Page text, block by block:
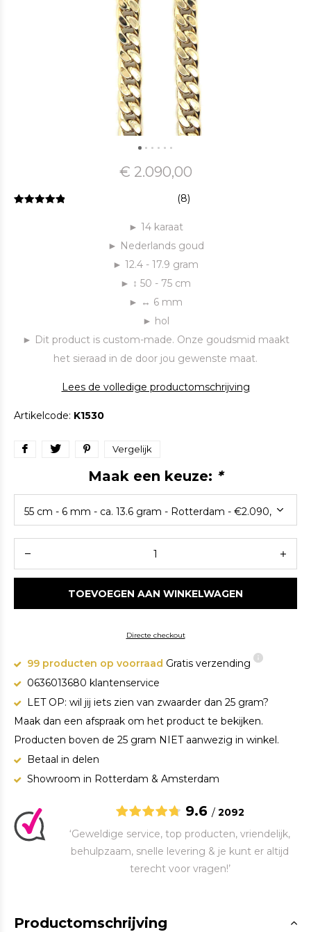
€ 2.090,00
(8)
► 14 karaat
► Nederlands goud
► 12.4 - 17.9 gram
► ↕ 50 - 75 cm
► ↔ 6 mm
► hol
► Dit product is custom-made. Onze goudsmid maakt
het sieraad in de door jou gewenste maat.
Lees de volledige productomschrijving
Artikelcode: K1530
Vergelijk
Maak een keuze: *
TOEVOEGEN AAN WINKELWAGEN
Directe checkout
99 producten op voorraad Gratis verzending
0636013680 klantenservice
LET OP: wil jij iets zien van zwaarder dan 25 gram?
Maak dan een afspraak om het product te bekijken.
Producten boven de 25 gram NIET aanwezig in winkel.
Betaal in delen
Showroom in Rotterdam & Amsterdam
9.6 / 2092
‘Geweldige service, top producten, vriendelijk,
behulpzaam, snelle levering & je kunt er altijd
terecht voor vragen!’
Productomschrijving